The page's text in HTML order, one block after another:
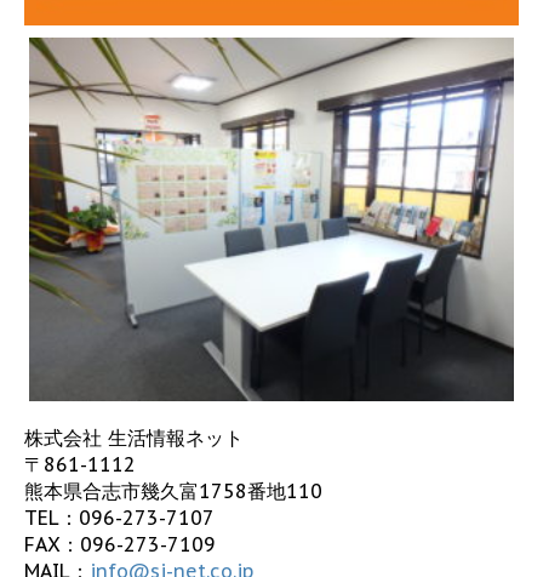
株式会社 生活情報ネット
〒861-1112
熊本県合志市幾久富1758番地110
TEL： 096-273-7107
FAX：096-273-7109
MAIL： info@sj-net.co.jp